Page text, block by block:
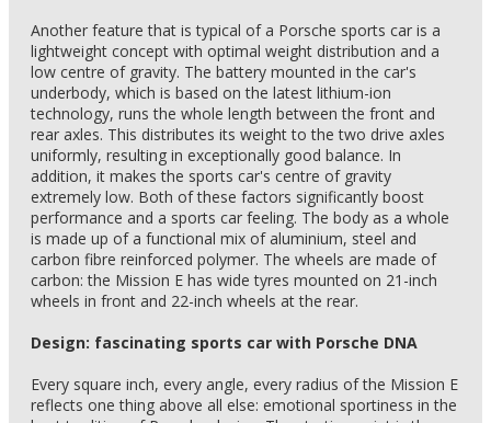
Another feature that is typical of a Porsche sports car is a
lightweight concept with optimal weight distribution and a
low centre of gravity. The battery mounted in the car's
underbody, which is based on the latest lithium-ion
technology, runs the whole length between the front and
rear axles. This distributes its weight to the two drive axles
uniformly, resulting in exceptionally good balance. In
addition, it makes the sports car's centre of gravity
extremely low. Both of these factors significantly boost
performance and a sports car feeling. The body as a whole
is made up of a functional mix of aluminium, steel and
carbon fibre reinforced polymer. The wheels are made of
carbon: the Mission E has wide tyres mounted on 21-inch
wheels in front and 22-inch wheels at the rear.
Design: fascinating sports car with Porsche DNA
Every square inch, every angle, every radius of the Mission E
reflects one thing above all else: emotional sportiness in the